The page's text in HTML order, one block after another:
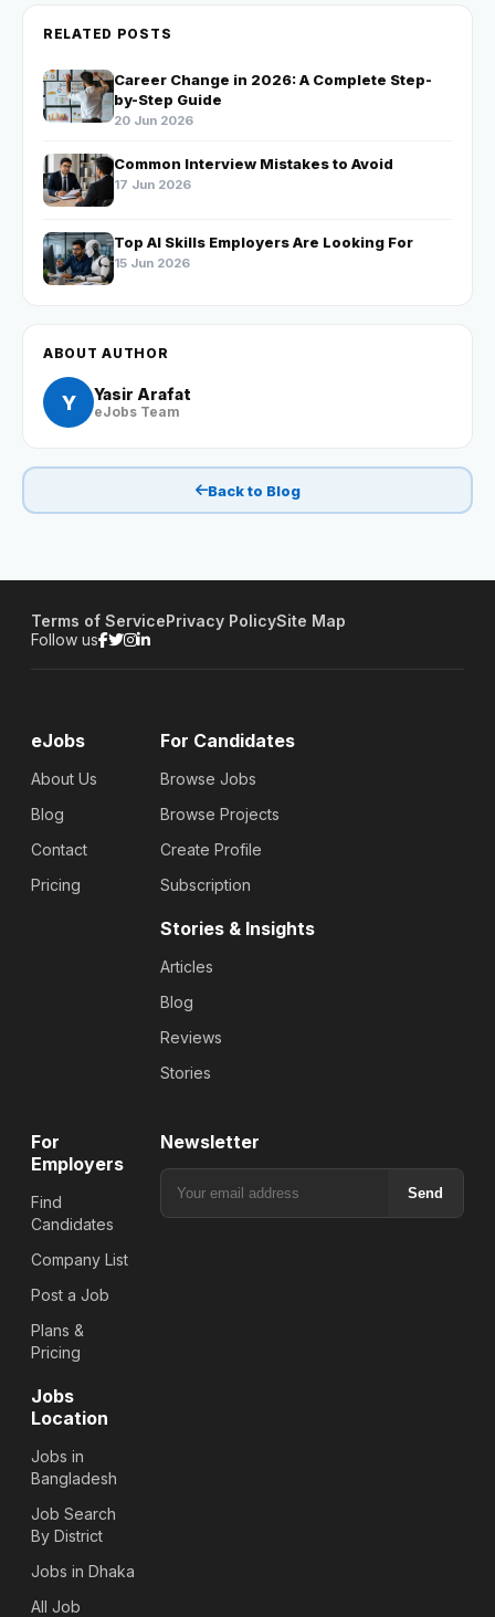
RELATED POSTS
Career Change in 2026: A Complete Step-
by-Step Guide
20 Jun 2026
Common Interview Mistakes to Avoid
17 Jun 2026
Top AI Skills Employers Are Looking For
15 Jun 2026
ABOUT AUTHOR
Y Yasir Arafat
eJobs Team
Back to Blog
Terms of ServicePrivacy PolicySite Map
Follow us
eJobs
About Us
Blog
Contact
Pricing
For Candidates
Browse Jobs
Browse Projects
Create Profile
Subscription
Stories & Insights
Articles
Blog
Reviews
Stories
For
Employers
Find
Candidates
Company List
Post a Job
Plans &
Pricing
Jobs
Location
Jobs in
Bangladesh
Job Search
By District
Jobs in Dhaka
All Job
Newsletter
Send